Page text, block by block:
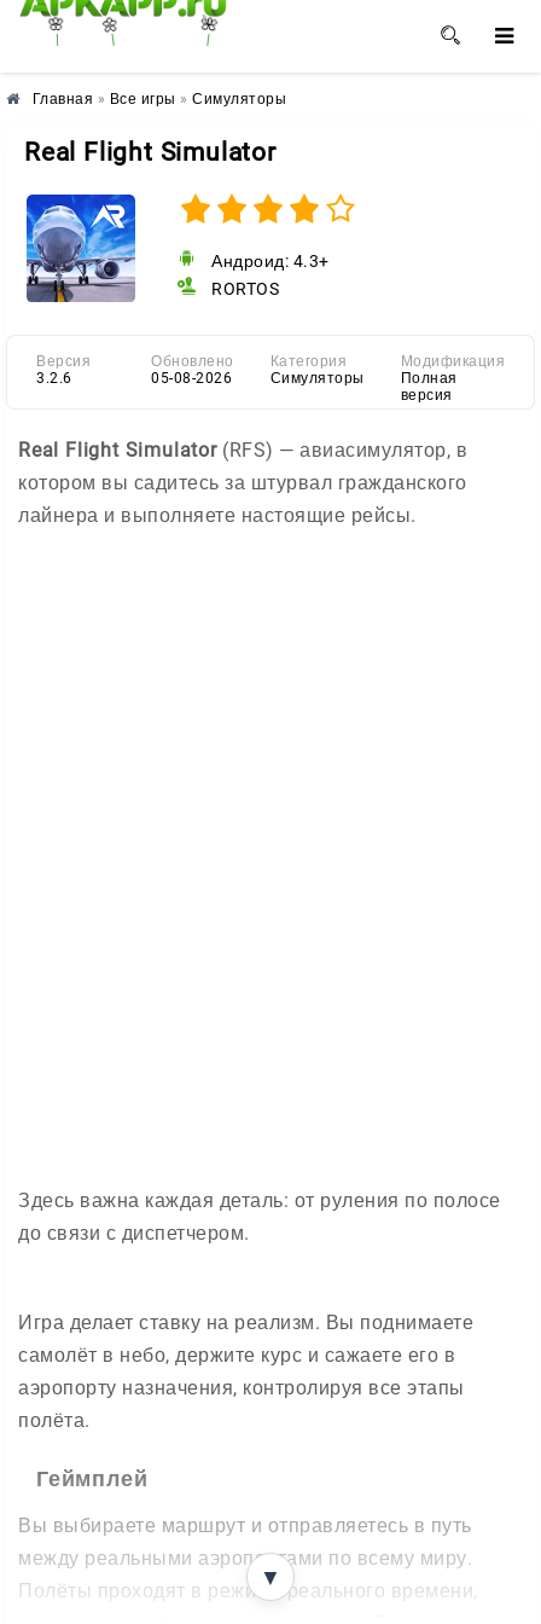
🌸 🌼 🌺
Главная » Все игры » Симуляторы
Real Flight Simulator
Андроид: 4.3+
RORTOS
Версия
3.2.6
Обновлено
05-08-2026
Категория
Симуляторы
Модификация
Полная
версия
Real Flight Simulator(RFS) — авиасимулятор, в
котором вы садитесь за штурвал гражданского
лайнера и выполняете настоящие рейсы.
Здесь важна каждая деталь: от руления по полосе
до связи с диспетчером.
Игра делает ставку на реализм. Вы поднимаете
самолёт в небо, держите курс и сажаете его в
аэропорту назначения, контролируя все этапы
полёта.
Геймплей
Вы выбираете маршрут и отправляетесь в путь
между реальными аэропортами по всему миру.
Полёты проходят в режиме реального времени,
▼